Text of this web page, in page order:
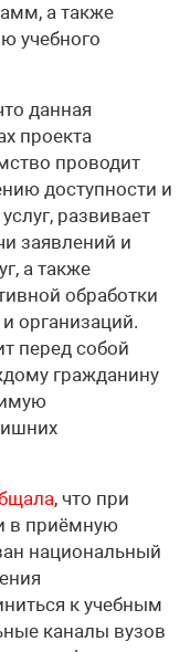
а также
учебного
данная
проекта
проводит
доступности и
развивает
заявлений и
а также
обработки
организаций.
перед собой
гражданину
, что при
в приёмную
национальный
к учебным
каналы вузов